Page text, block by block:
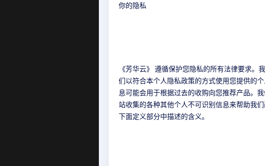
你的隐私
《芳华云》 遵循保护您隐私的所有法律要求
们以符合本个人隐私政策的方式使用您提供的
息可能会用于根据过去的收购向您推荐产品。
站收集的各种其他个人不可识别信息来帮助我
下面定义部分中描述的含义。